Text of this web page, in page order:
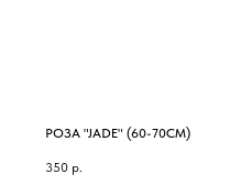
РОЗА "JADE" (60-70СМ)
350 р.